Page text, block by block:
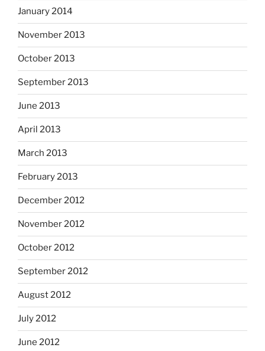
January 2014
November 2013
October 2013
September 2013
June 2013
April 2013
March 2013
February 2013
December 2012
November 2012
October 2012
September 2012
August 2012
July 2012
June 2012